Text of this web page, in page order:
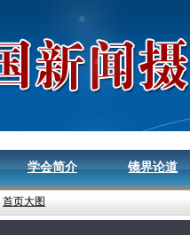
学会简介 镜界论道
首页大图